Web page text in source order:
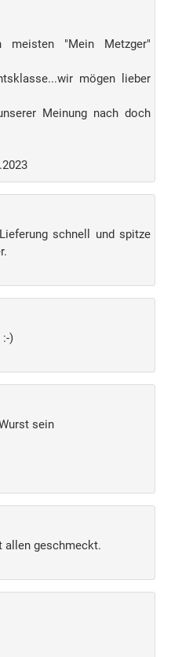
"Mein Metzger"
mögen lieber
Meinung nach doch
schnell und spitze
)
sein
allen geschmeckt.